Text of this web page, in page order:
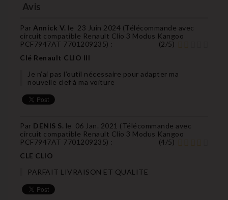
Avis
Par Annick V. le 23 Juin 2024 (Télécommande avec
circuit compatible Renault Clio 3 Modus Kangoo
PCF7947AT 7701209235) : (2/5)
Clé Renault CLIO III
Je n’ai pas l’outil nécessaire pour adapter ma
nouvelle clef à ma voiture
Par DENIS S. le 06 Jan. 2021 (Télécommande avec
circuit compatible Renault Clio 3 Modus Kangoo
PCF7947AT 7701209235) : (4/5)
CLE CLIO
PARFAIT LIVRAISON ET QUALITE